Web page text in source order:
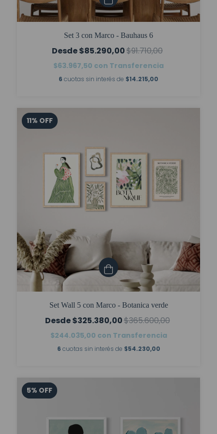
Set 3 con Marco - Bauhaus 6
$85.290,00$91.710,00
$63.967,50 con Transferencia
6 cuotas sin interés de $14.215,00
11% OFF
Set Wall 5 con Marco - Botanica verde
$325.380,00$365.600,00
$244.035,00 con Transferencia
6 cuotas sin interés de $54.230,00
5% OFF